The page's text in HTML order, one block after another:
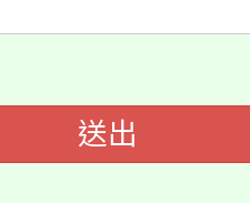
詳情可洽有
研習
育及科技中
教育專業人
送出